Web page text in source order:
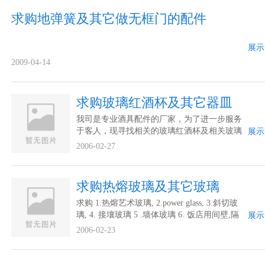
求购地弹簧及其它做无框门的配件
展
2009-04-14
求购玻璃红酒杯及其它器皿
我司是专业酒具配件的厂家，为了进一步服务
于客人，现寻找相关的玻璃红酒杯及相关玻璃
器皿合作厂家进行联系。谢谢。
展
2006-02-27
求购热熔玻璃及其它玻璃
求购 1.热熔艺术玻璃, 2.power glass, 3.斜切玻
璃, 4. 接壤玻璃 5 .墙体玻璃 6. 饭店用间壁,隔
墙,间隔玻璃
展
2006-02-23